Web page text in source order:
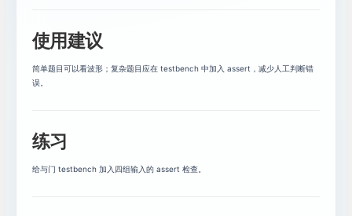
可综合VHDL风格：从仿真到硬件
使用建议
简单题目可以看波形；复杂题目应在 testbench 中加入 assert，减少人工判断错
误。
练习
给与门 testbench 加入四组输入的 assert 检查。